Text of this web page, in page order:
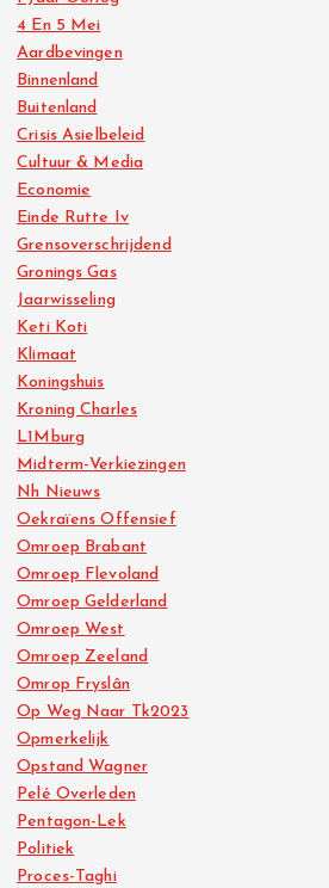
4 En 5 Mei
Aardbevingen
Binnenland
Buitenland
Crisis Asielbeleid
Cultuur & Media
Economie
Einde Rutte Iv
Grensoverschrijdend
Gronings Gas
Jaarwisseling
Keti Koti
Klimaat
Koningshuis
Kroning Charles
L1Mburg
Midterm-Verkiezingen
Nh Nieuws
Oekraïens Offensief
Omroep Brabant
Omroep Flevoland
Omroep Gelderland
Omroep West
Omroep Zeeland
Omrop Fryslân
Op Weg Naar Tk2023
Opmerkelijk
Opstand Wagner
Pelé Overleden
Pentagon-Lek
Politiek
Proces-Taghi